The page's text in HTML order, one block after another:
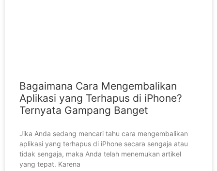
Bagaimana Cara Mengembalikan
Aplikasi yang Terhapus di iPhone?
Ternyata Gampang Banget
Jika Anda sedang mencari tahu cara mengembalikan
aplikasi yang terhapus di iPhone secara sengaja atau
tidak sengaja, maka Anda telah menemukan artikel
yang tepat. Karena